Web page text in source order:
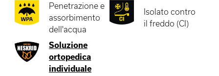
Penetrazione e
assorbimento
dell'acqua
Isolato contro
il freddo (CI)
Soluzione
ortopedica
individuale